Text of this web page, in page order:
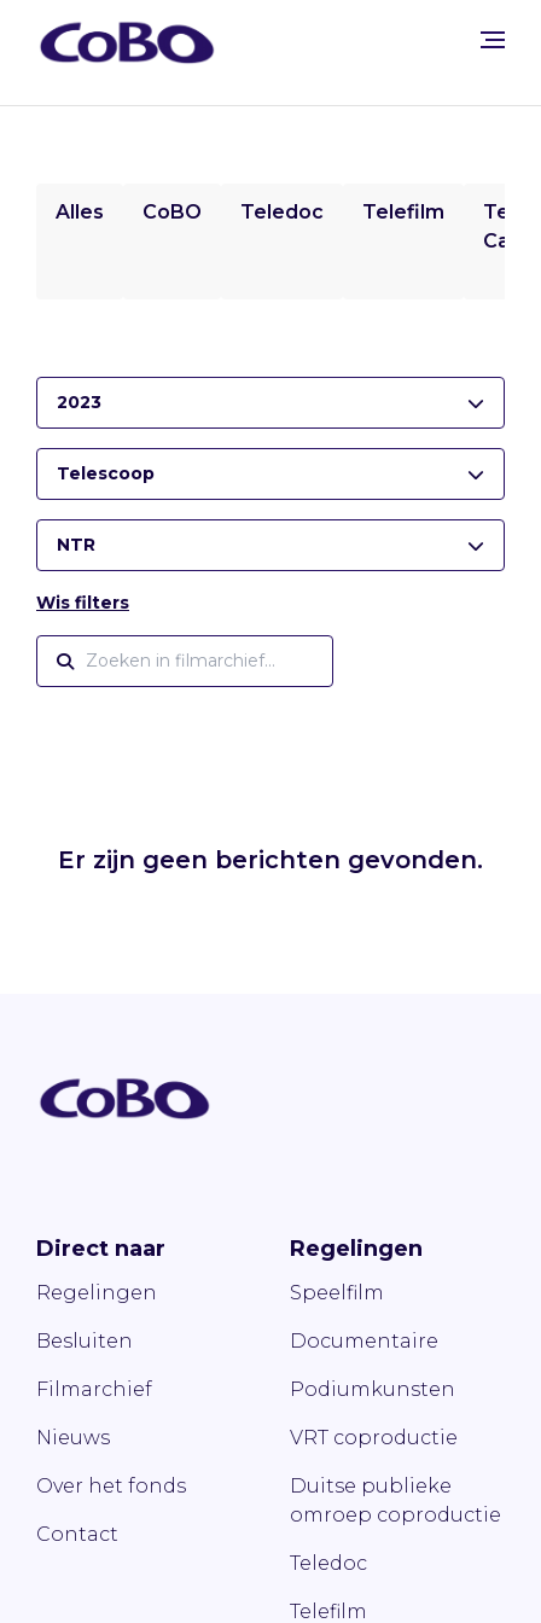
Alles CoBO Teledoc Telefilm
2023
Telescoop
NTR
Wis filters
Er zijn geen berichten gevonden.
Direct naar
Regelingen
Besluiten
Filmarchief
Nieuws
Over het fonds
Contact
Regelingen
Speelfilm
Documentaire
Podiumkunsten
VRT coproductie
Duitse publieke
omroep coproductie
Teledoc
Telefilm